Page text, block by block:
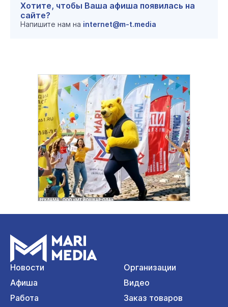
Хотите, чтобы Ваша афиша появилась на
сайте?
Напишите нам на internet@m-t.media
Новости
Организации
Афиша
Видео
Работа
Заказ товаров